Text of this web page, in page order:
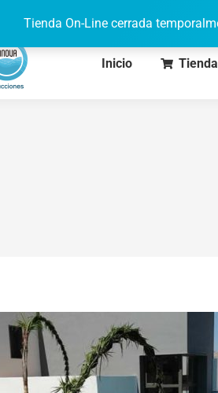
Tienda On-Line cerrada
Inicio Tienda